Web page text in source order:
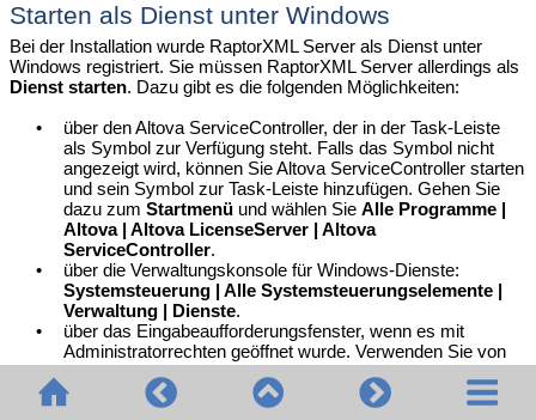
Starten als Dienst unter Windows
Bei der Installation wurde RaptorXML Server als Dienst unter
Windows registriert. Sie müssen RaptorXML Server allerdings als
Dienst starten. Dazu gibt es die folgenden Möglichkeiten:
•
über den Altova ServiceController, der in der Task-Leiste
als Symbol zur Verfügung steht. Falls das Symbol nicht
angezeigt wird, können Sie Altova ServiceController starten
und sein Symbol zur Task-Leiste hinzufügen. Gehen Sie
dazu zumStartmenü und wählen SieAlle Programme |
Altova | Altova LicenseServer | Altova
ServiceController.
•
über die Verwaltungskonsole für Windows-Dienste:
Systemsteuerung | Alle Systemsteuerungselemente |
Verwaltung | Dienste.
•
über das Eingabeaufforderungsfenster, wenn es mit
Administratorrechten geöffnet wurde. Verwenden Sie von
jedem beliebigen Verzeichnis aus den folgenden Befehl:
net start "Altova RaptorXMLServer "
• über die ausführbare RaptorXML Server-Datei in einem